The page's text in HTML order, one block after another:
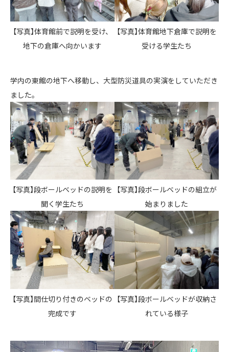
【写真】体育館前で説明を受け、
地下の倉庫へ向かいます
【写真】体育館地下倉庫で説明を
受ける学生たち
学内の東館の地下へ移動し、大型防災道具の実演をしていただき
ました。
【写真】段ボールベッドの説明を
聞く学生たち
【写真】段ボールベッドの組立が
始まりました
【写真】間仕切り付きのベッドの
完成です
【写真】段ボールベッドが収納さ
れている様子